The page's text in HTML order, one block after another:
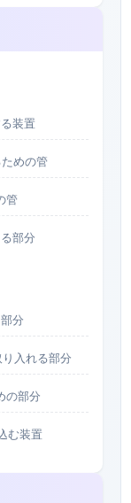
装置
めの管
管
部分
分
入れる部分
の部分
む装置